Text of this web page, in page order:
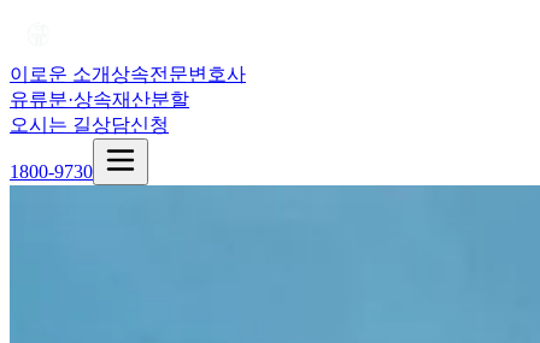
이로운 소개상속전문변호사
유류분·상속재산분할
오시는 길상담신청
1800-9730